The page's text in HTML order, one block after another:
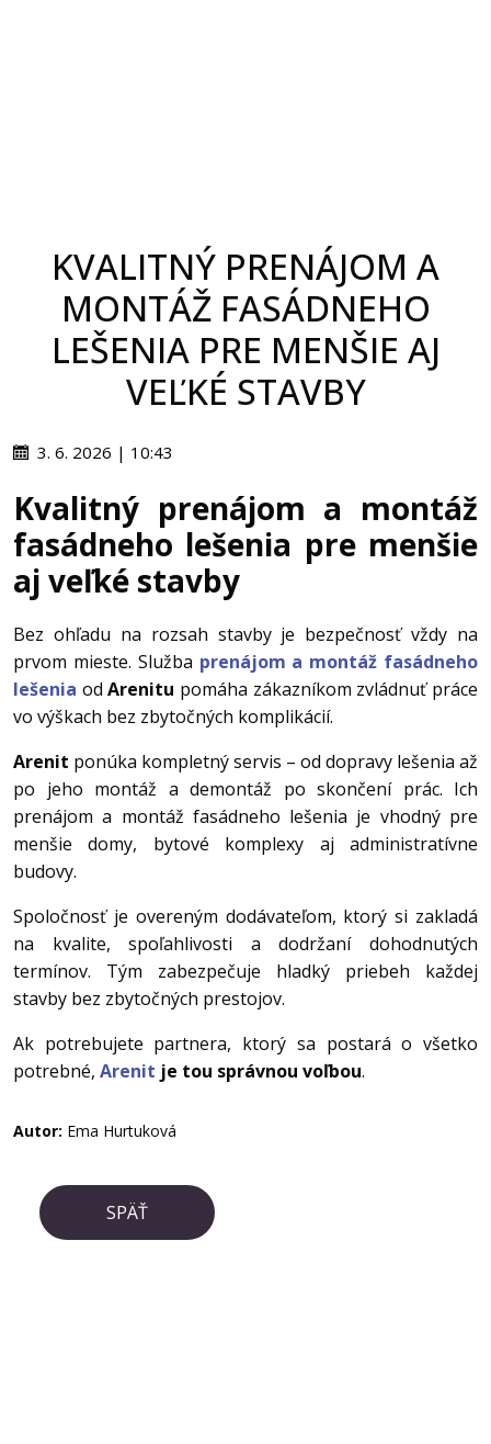
KVALITNÝ PRENÁJOM A
MONTÁŽ FASÁDNEHO
LEŠENIA PRE MENŠIE AJ
VEĽKÉ STAVBY
3. 6. 2026 | 10:43
Kvalitný prenájom a montáž
fasádneho lešenia pre menšie
aj veľké stavby
Bez ohľadu na rozsah stavby je bezpečnosť vždy na
prvom mieste. Služba prenájom a montáž fasádneho
lešenia odArenitu pomáha zákazníkom zvládnuť práce
vo výškach bez zbytočných komplikácií.
Arenit ponúka kompletný servis – od dopravy lešenia až
po jeho montáž a demontáž po skončení prác. Ich
prenájom a montáž fasádneho lešenia je vhodný pre
menšie domy, bytové komplexy aj administratívne
budovy.
Spoločnosť je overeným dodávateľom, ktorý si zakladá
na kvalite, spoľahlivosti a dodržaní dohodnutých
termínov. Tým zabezpečuje hladký priebeh každej
stavby bez zbytočných prestojov.
Ak potrebujete partnera, ktorý sa postará o všetko
potrebné, Arenit je tou správnou voľbou.
Autor: Ema Hurtuková
SPÄŤ